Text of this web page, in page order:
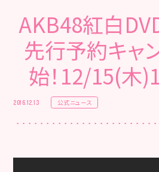
AKB48紅白
先行予約キャ
始！12/15(木
2016.12.13 公式ニュース